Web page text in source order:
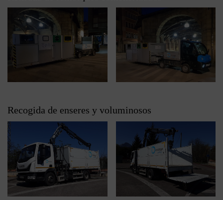
Recogida de enseres y voluminosos